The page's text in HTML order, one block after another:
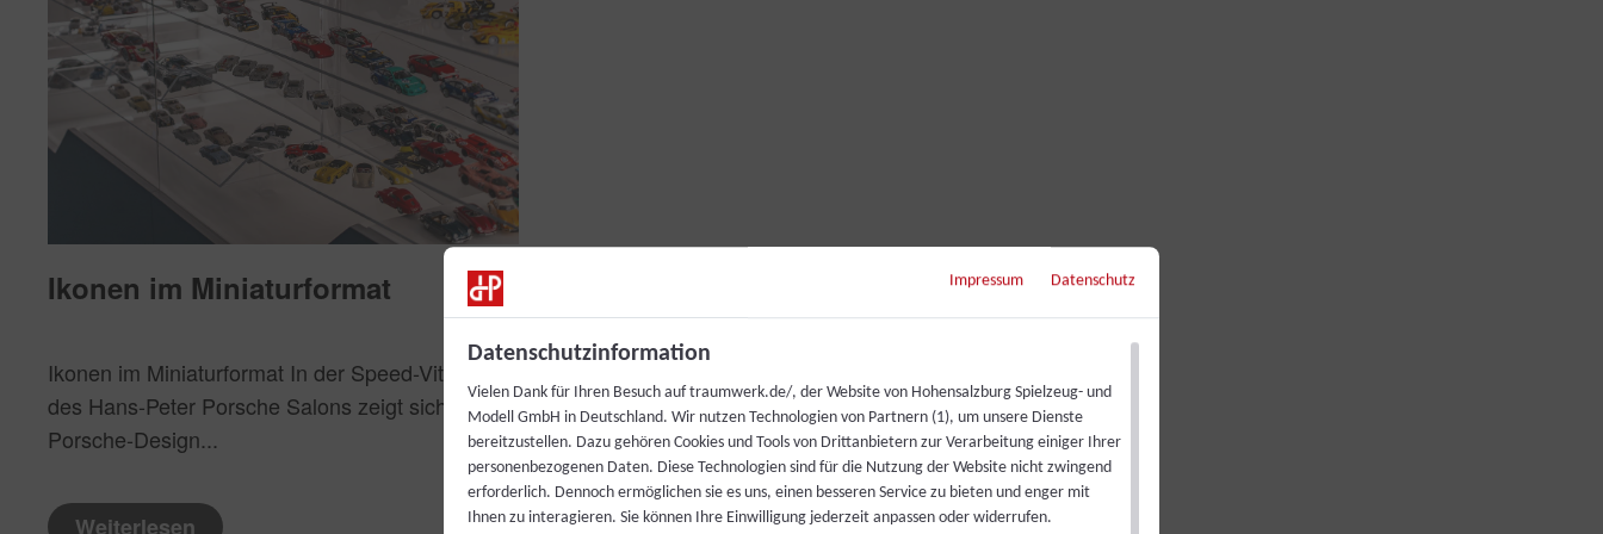
Ikonen im Miniaturformat
Ikonen im Miniaturformat In der Speed-Vitrine
des Hans-Peter Porsche Salons zeigt sich
Porsche-Design...
Weiterlesen
Impressum Datenschutz
Datenschutzinformation
Vielen Dank für Ihren Besuch auf traumwerk.de/, der Website von Hohensalzburg Spielzeug- und
Modell GmbH in Deutschland. Wir nutzen Technologien von Partnern (1), um unsere Dienste
bereitzustellen. Dazu gehören Cookies und Tools von Drittanbietern zur Verarbeitung einiger Ihrer
personenbezogenen Daten. Diese Technologien sind für die Nutzung der Website nicht zwingend
erforderlich. Dennoch ermöglichen sie es uns, einen besseren Service zu bieten und enger mit
Ihnen zu interagieren. Sie können Ihre Einwilligung jederzeit anpassen oder widerrufen.